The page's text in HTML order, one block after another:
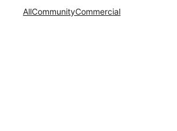
AllCommunityCommercial